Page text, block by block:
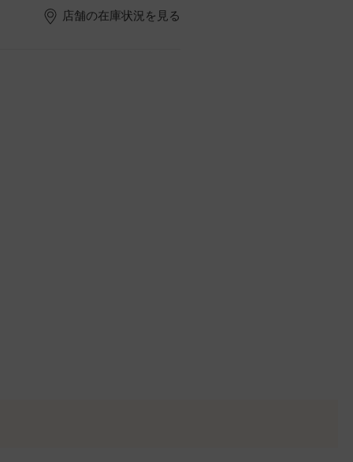
店舗の在庫状況を見る